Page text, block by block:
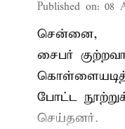
Published on: 08
சென்னை,
சைபர்
போட்ட
செய்தனர்.